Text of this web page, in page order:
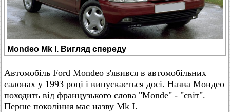
Mondeo Mk I. Вигляд спереду
Автомобіль Ford Mondeo з'явився в автомобільних
салонах у 1993 році і випускається досі. Назва Мондео
походить від французького слова "Monde" - "світ".
Перше покоління має назву Mk I.